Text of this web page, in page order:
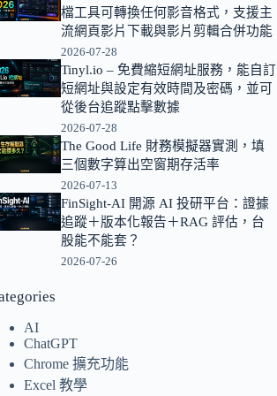
檔工具可轉換任何影音格式，支援主
流網頁影片下載與影片剪輯合併功能
2026-07-28
Tinyl.io – 免費縮短網址服務，能自訂
短網址與設定有效時間及密碼，並可
從後台追蹤點擊數據
2026-07-28
The Good Life 財務模擬器實測，填
三個數字算出空窗期存活率
2026-07-13
FinSight-AI 開源 AI 投研平台：證據
追蹤＋版本化報告＋RAG 評估，台
股能不能套？
2026-07-26
AI
ChatGPT
Chrome 擴充功能
Excel 教學